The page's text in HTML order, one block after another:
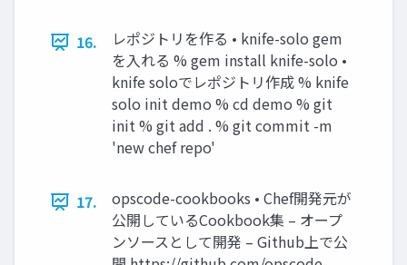
16.
レポジトリを作る • knife-solo gem
を入れる % gem install knife-solo •
knife soloでレポジトリ作成 % knife
solo init demo % cd demo % git
init % git add . % git commit -m
'new chef repo'
17.
opscode-cookbooks • Chef開発元が
公開しているCookbook集 – オープ
ンソースとして開発 – Github上で公